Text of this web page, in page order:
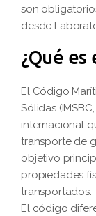
son
desde
¿Qué es
El Código
Sólidas
internacional
transporte de
objetivo
propiedades
transportados.
El código